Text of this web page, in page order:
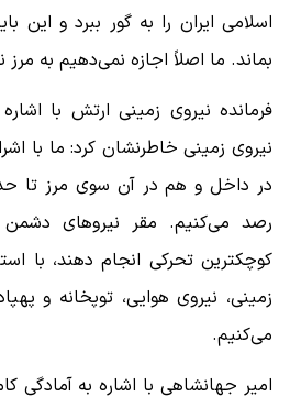
اسلامی ایران را به گور ببرد و این
بماند. ما اصلاً اجازه نمی‌دهیم به
فرمانده نیروی زمینی ارتش با
نیروی زمینی خاطرنشان کرد: ما با
رصد می‌کنیم. مقر نیروهای دشمن
کوچکترین تحرکی انجام دهند، با
زمینی، نیروی هوایی، توپخانه و
می‌کنیم.
امیر جهانشاهی با اشاره به آمادگی